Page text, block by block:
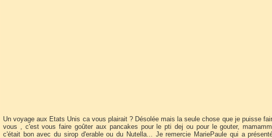
Un voyage aux Etats Unis ca vous plairait ? Désolée mais la seule chose que je puisse
vous , c'est vous faire goûter aux pancakes pour le pti dej ou pour le gouter,
c'était bon avec du sirop d'erable ou du Nutella... Je remercie MariePaule qui a